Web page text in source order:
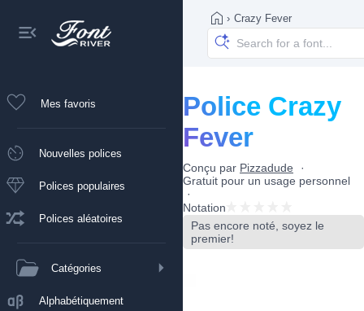
Mes favoris
Nouvelles polices
Polices populaires
Polices aléatoires
Catégories
Alphabétiquement
› Crazy Fever
Police Crazy
Fever
Conçu par Pizzadude
Gratuit pour un usage personnel
Notation
Pas encore noté, soyez le
premier!